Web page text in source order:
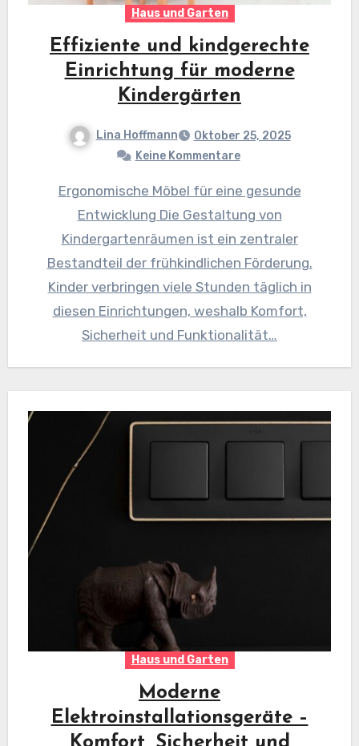
Haus und Garten
Effiziente und kindgerechte
Einrichtung für moderne
Kindergärten
Lina Hoffmann
Oktober 25, 2025
Keine Kommentare
Ergonomische Möbel für eine gesunde
Entwicklung Die Gestaltung von
Kindergartenräumen ist ein zentraler
Bestandteil der frühkindlichen Förderung.
Kinder verbringen viele Stunden täglich in
diesen Einrichtungen, weshalb Komfort,
Sicherheit und Funktionalität…
Haus und Garten
Moderne
Elektroinstallationsgeräte –